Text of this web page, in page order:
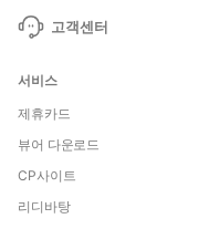
고객센터
서비스
제휴카드
뷰어 다운로드
CP사이트
리디바탕